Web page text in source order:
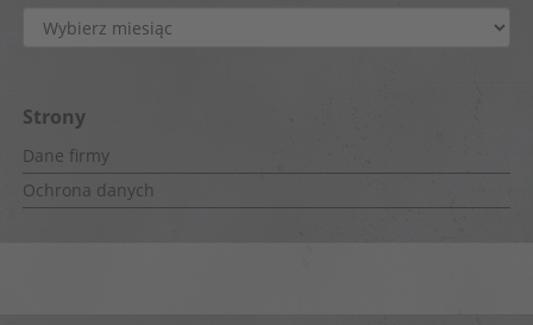
Archiwa
Strony
Dane firmy
Ochrona danych